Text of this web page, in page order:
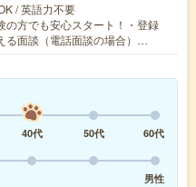
/ 英語力不要
の方でも安心スタート！・登録
る面談（電話面談の場合）…
40代 50代
60代
男性